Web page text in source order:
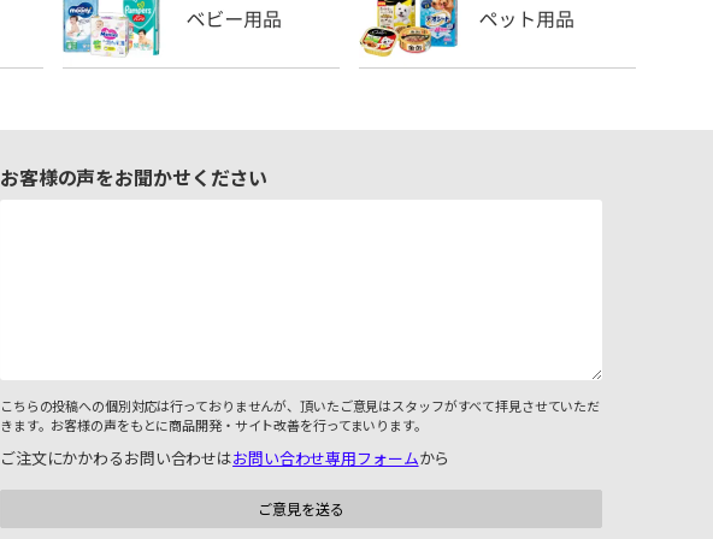
お客様の声をお聞かせください
こちらの投稿への個別対応は行っておりませんが、頂いたご意見はスタッフがすべて拝見させていただ
きます。お客様の声をもとに商品開発・サイト改善を行ってまいります。
ご注文にかかわるお問い合わせはお問い合わせ専用フォームから